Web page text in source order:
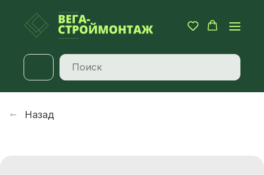
Назад